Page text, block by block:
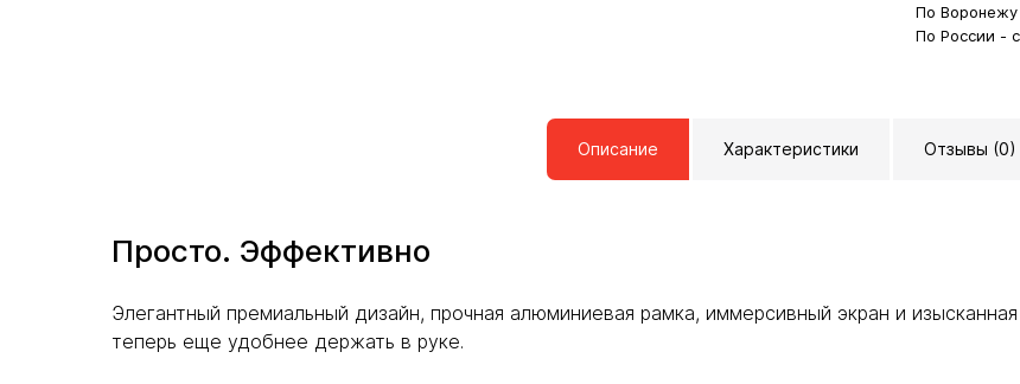
По
По России -
Описание Характеристики Отзывы (0)
Просто. Эффективно
Элегантный премиальный дизайн, прочная алюминиевая рамка, иммерсивный экран и
теперь еще удобнее держать в руке.